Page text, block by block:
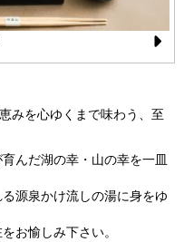
N
xt
みを心ゆくまで味わう、至
んだ湖の幸・山の幸を一皿
源泉かけ流しの湯に身をゆ
お愉しみ下さい。